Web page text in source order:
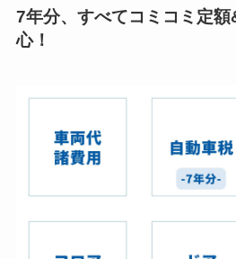
7年分、すべてコミコミ定
心！